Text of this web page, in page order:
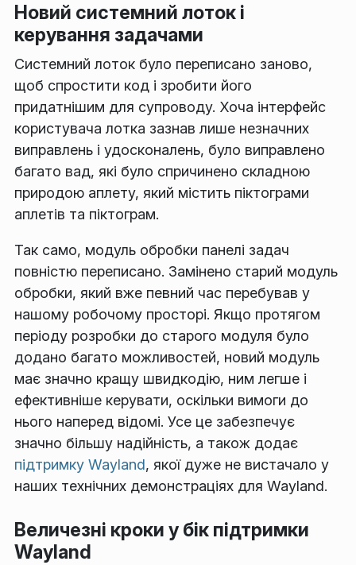
Новий системний лоток і
керування задачами
Системний лоток було переписано заново,
щоб спростити код і зробити його
придатнішим для супроводу. Хоча інтерфейс
користувача лотка зазнав лише незначних
виправлень і удосконалень, було виправлено
багато вад, які було спричинено складною
природою аплету, який містить піктограми
аплетів та піктограм.
Так само, модуль обробки панелі задач
повністю переписано. Замінено старий модуль
обробки, який вже певний час перебував у
нашому робочому просторі. Якщо протягом
періоду розробки до старого модуля було
додано багато можливостей, новий модуль
має значно кращу швидкодію, ним легше і
ефективніше керувати, оскільки вимоги до
нього наперед відомі. Усе це забезпечує
значно більшу надійність, а також додає
підтримку Wayland, якої дуже не вистачало у
наших технічних демонстраціях для Wayland.
Величезні кроки у бік підтримки
Wayland